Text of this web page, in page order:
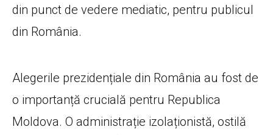
din punct de vedere mediatic, pentru publicul
din România.
Alegerile prezidențiale din România au fost de
o importanță crucială pentru Republica
Moldova. O administrație izolaționistă, ostilă